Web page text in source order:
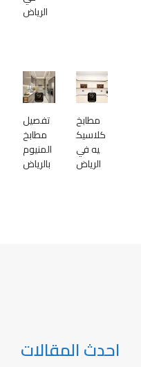
الرياض
مطابخ
كلاسيك
يه في
الرياض
تفصيل
مطابخ
المنيوم
بالرياض
احدث المقالات